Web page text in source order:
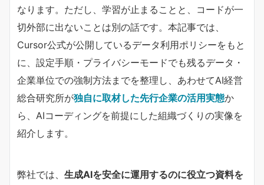
なります。ただし、学習が止まることと、コードが一
切外部に出ないことは別の話です。本記事では、
Cursor公式が公開しているデータ利用ポリシーをもと
に、設定手順・プライバシーモードでも残るデータ・
企業単位での強制方法までを整理し、あわせてAI経営
総合研究所が​独自に取材した先行企業の活用実態​か
ら、AIコーディングを前提にした組織づくりの実像を
紹介します。
弊社では、 生成AIを安全に運用するのに役立つ資料を